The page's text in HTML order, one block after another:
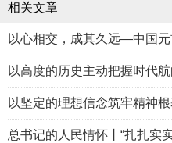
相关文章
以心相交，成其久远—中国
以高度的历史主动把握时代航
以坚定的理想信念筑牢精神
总书记的人民情怀丨“扎扎实